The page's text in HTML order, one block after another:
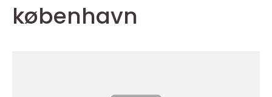
københavn